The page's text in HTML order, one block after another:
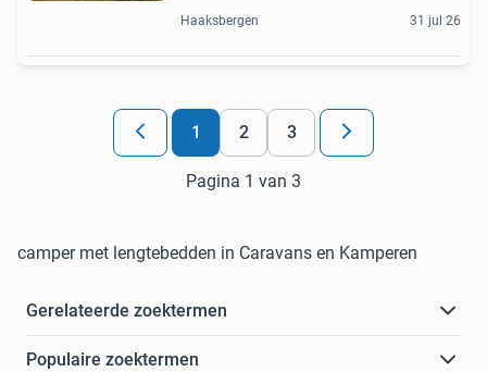
Haaksbergen 31 jul 26
1 2 3
Pagina 1 van 3
camper met lengtebedden in Caravans en Kamperen
Gerelateerde zoektermen
Populaire zoektermen